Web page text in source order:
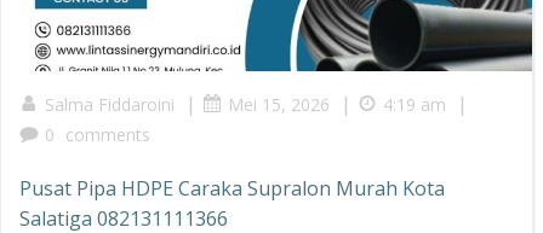
Salma Fiddaroini | Mei 15, 2026 | 4:19 am |
0 comments
Pusat Pipa HDPE Caraka Supralon Murah Kota
Salatiga 082131111366